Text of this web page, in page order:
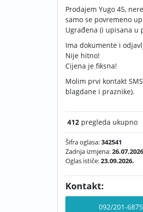
Prodajem Yugo 45,
samo se povremeno
Ugrađena (i upisana u
Ima dokumente i
Nije hitno!
Cijena je fiksna!
Molim prvi kontakt
blagdane i praznike).
412 pregleda ukupno
Šifra oglasa:342541
Zadnja izmjena:
Oglas ističe:23.09.2026.
Kontakt:
092/201-6875